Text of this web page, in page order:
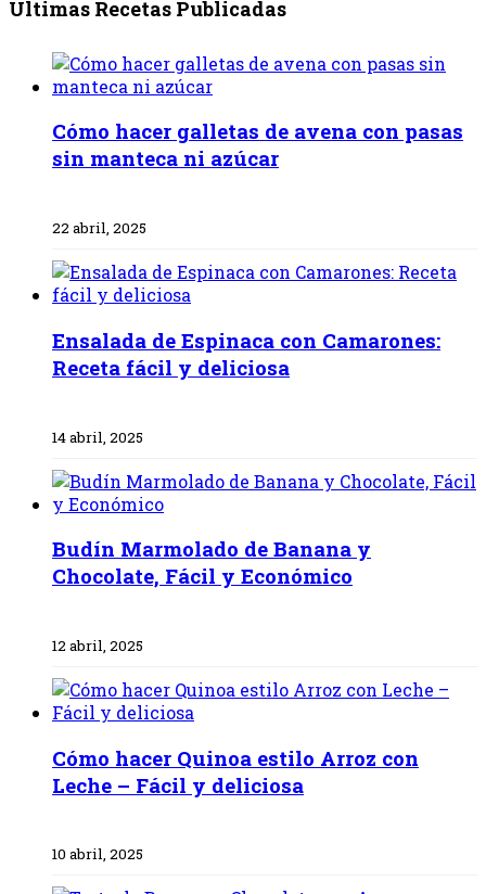
Últimas Recetas Publicadas
Cómo hacer galletas de avena con pasas
sin manteca ni azúcar
22 abril, 2025
Ensalada de Espinaca con Camarones:
Receta fácil y deliciosa
14 abril, 2025
Budín Marmolado de Banana y
Chocolate, Fácil y Económico
12 abril, 2025
Cómo hacer Quinoa estilo Arroz con
Leche – Fácil y deliciosa
10 abril, 2025